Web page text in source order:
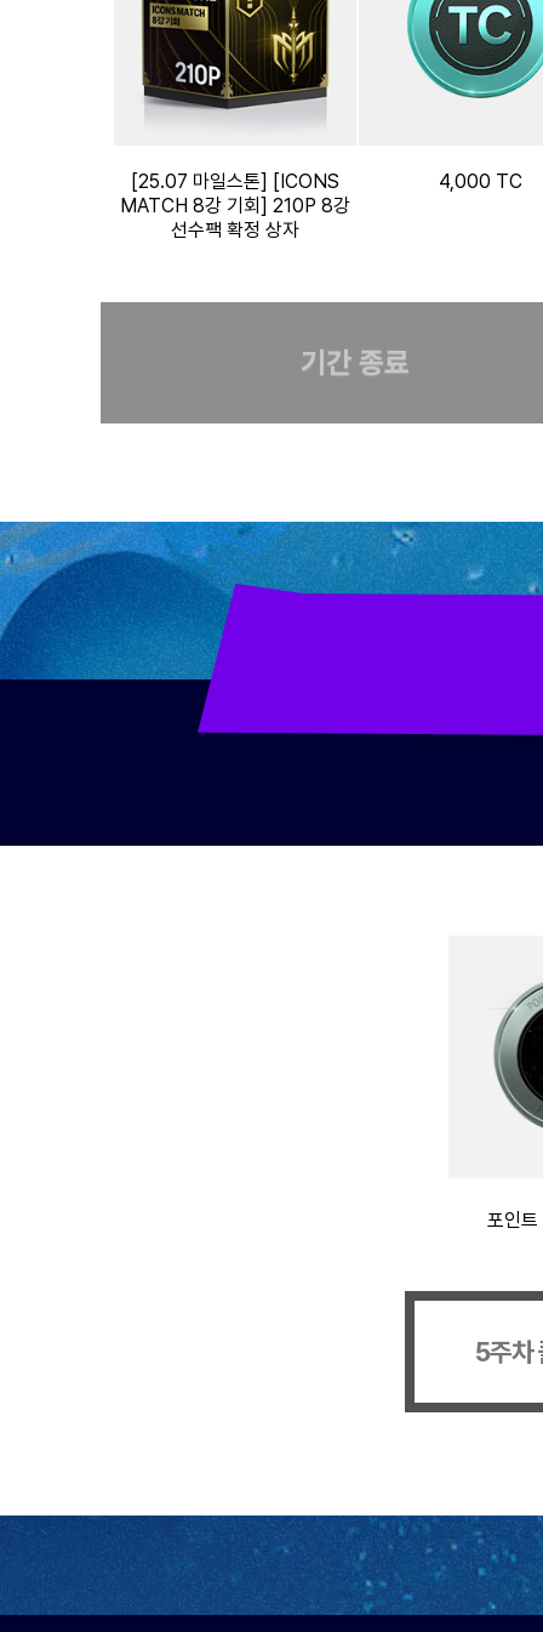
[25.07 마일스톤] [ICONS
MATCH 8강 기회] 210P 8강
선수팩 확정 상자
4,000 TC
기간 종료
포인
5주차